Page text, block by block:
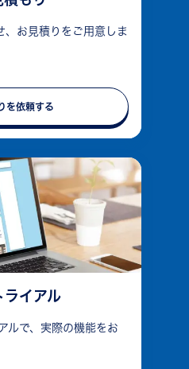
、お見積りをご用意しま
を依頼する
ライアル
ルで、実際の機能をお